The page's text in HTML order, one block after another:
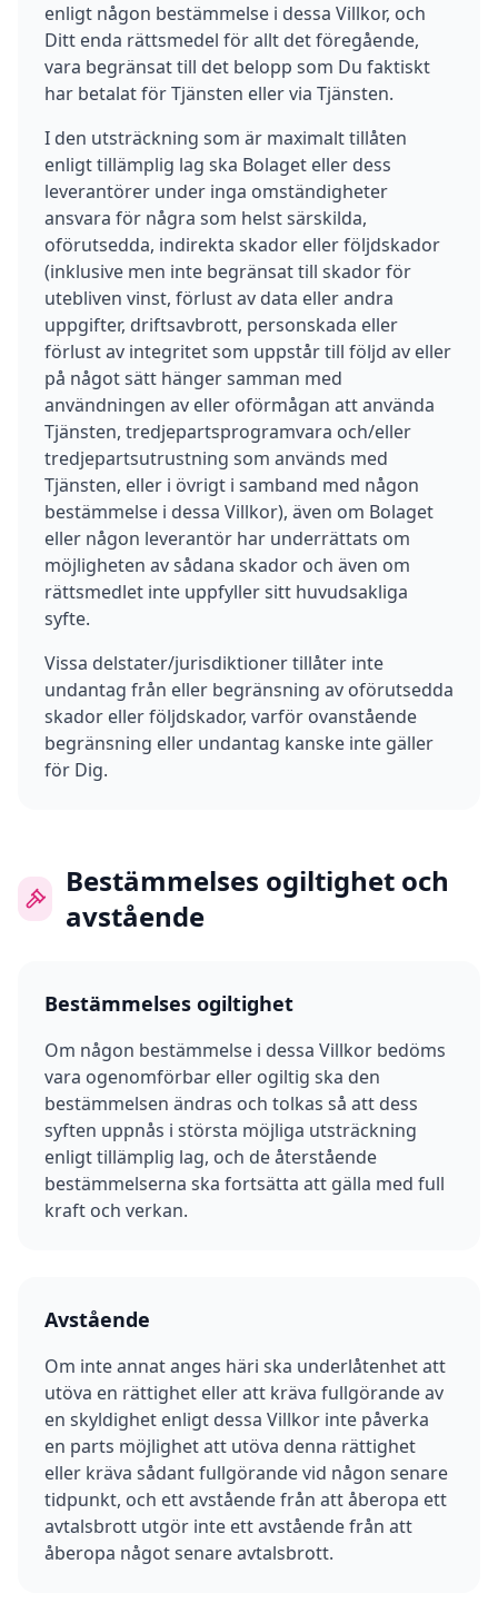
enligt någon bestämmelse i dessa Villkor, och
Ditt enda rättsmedel för allt det föregående,
vara begränsat till det belopp som Du faktiskt
har betalat för Tjänsten eller via Tjänsten.
I den utsträckning som är maximalt tillåten
enligt tillämplig lag ska Bolaget eller dess
leverantörer under inga omständigheter
ansvara för några som helst särskilda,
oförutsedda, indirekta skador eller följdskador
(inklusive men inte begränsat till skador för
utebliven vinst, förlust av data eller andra
uppgifter, driftsavbrott, personskada eller
förlust av integritet som uppstår till följd av eller
på något sätt hänger samman med
användningen av eller oförmågan att använda
Tjänsten, tredjepartsprogramvara och/eller
tredjepartsutrustning som används med
Tjänsten, eller i övrigt i samband med någon
bestämmelse i dessa Villkor), även om Bolaget
eller någon leverantör har underrättats om
möjligheten av sådana skador och även om
rättsmedlet inte uppfyller sitt huvudsakliga
syfte.
Vissa delstater/jurisdiktioner tillåter inte
undantag från eller begränsning av oförutsedda
skador eller följdskador, varför ovanstående
begränsning eller undantag kanske inte gäller
för Dig.
Bestämmelses ogiltighet och
avstående
Bestämmelses ogiltighet
Om någon bestämmelse i dessa Villkor bedöms
vara ogenomförbar eller ogiltig ska den
bestämmelsen ändras och tolkas så att dess
syften uppnås i största möjliga utsträckning
enligt tillämplig lag, och de återstående
bestämmelserna ska fortsätta att gälla med full
kraft och verkan.
Avstående
Om inte annat anges häri ska underlåtenhet att
utöva en rättighet eller att kräva fullgörande av
en skyldighet enligt dessa Villkor inte påverka
en parts möjlighet att utöva denna rättighet
eller kräva sådant fullgörande vid någon senare
tidpunkt, och ett avstående från att åberopa ett
avtalsbrott utgör inte ett avstående från att
åberopa något senare avtalsbrott.